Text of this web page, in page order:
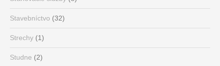
Stavebníctvo (32)
Strechy (1)
Studne (2)